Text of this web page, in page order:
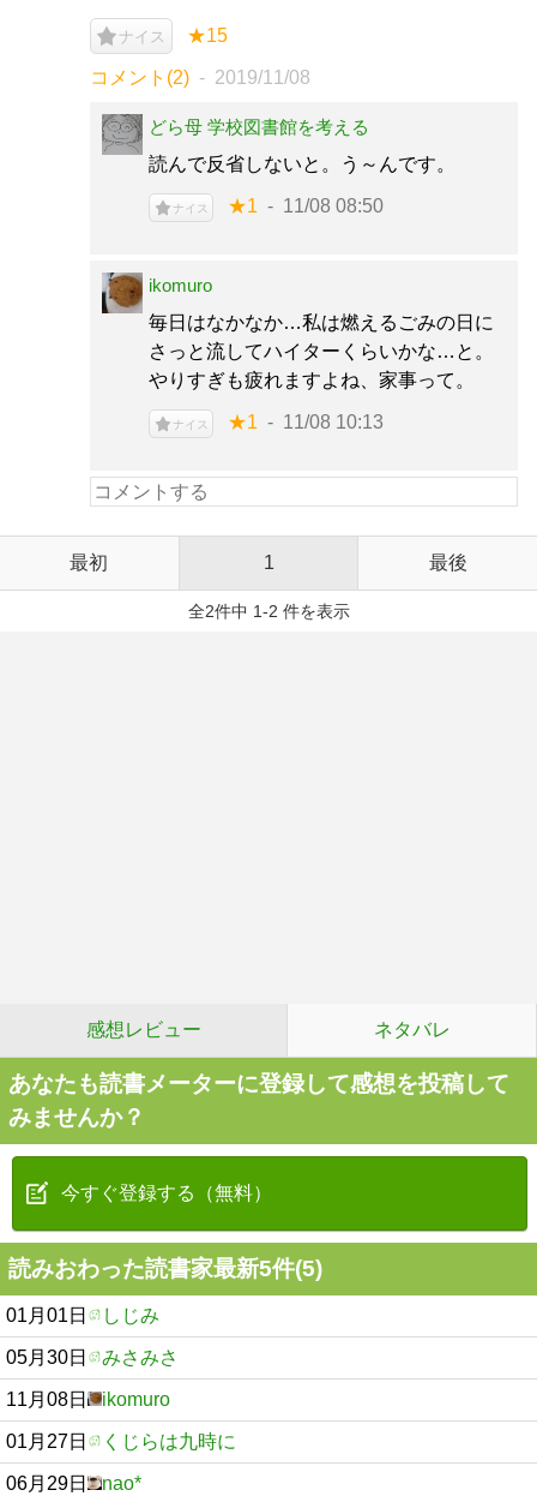
ナイス ★15
コメント(2) 2019/11/08
どら母 学校図書館を考える
読んで反省しないと。う～んです。
ナイス ★1 11/08 08:50
ikomuro
毎日はなかなか…私は燃えるごみの日に
さっと流してハイターくらいかな…と。
やりすぎも疲れますよね、家事って。
ナイス ★1 11/08 10:13
最初 1 最後
全2件中 1-2 件を表示
感想レビュー ネタバレ
あなたも読書メーターに登録して感想を投稿して
みませんか？
今すぐ登録する（無料）
読みおわった読書家最新5件(5)
01月01日 しじみ
05月30日 みさみさ
11月08日 ikomuro
01月27日 くじらは九時に
06月29日 nao*